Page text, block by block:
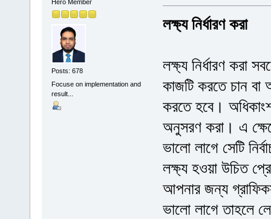
Hero Member
Posts: 678
Focuse on implementation and
result...
লক্ষ্য নির্ধারণ করা
লক্ষ্য নির্ধারণ করা
কাজটি করতে চান বা
করতে হবে।
অনুসরণ করা। এ
ভালো লাগে সেটি
লক্ষ্য হওয়া উচিত
আপনার জন্য
ভালো লাগে তাহলে